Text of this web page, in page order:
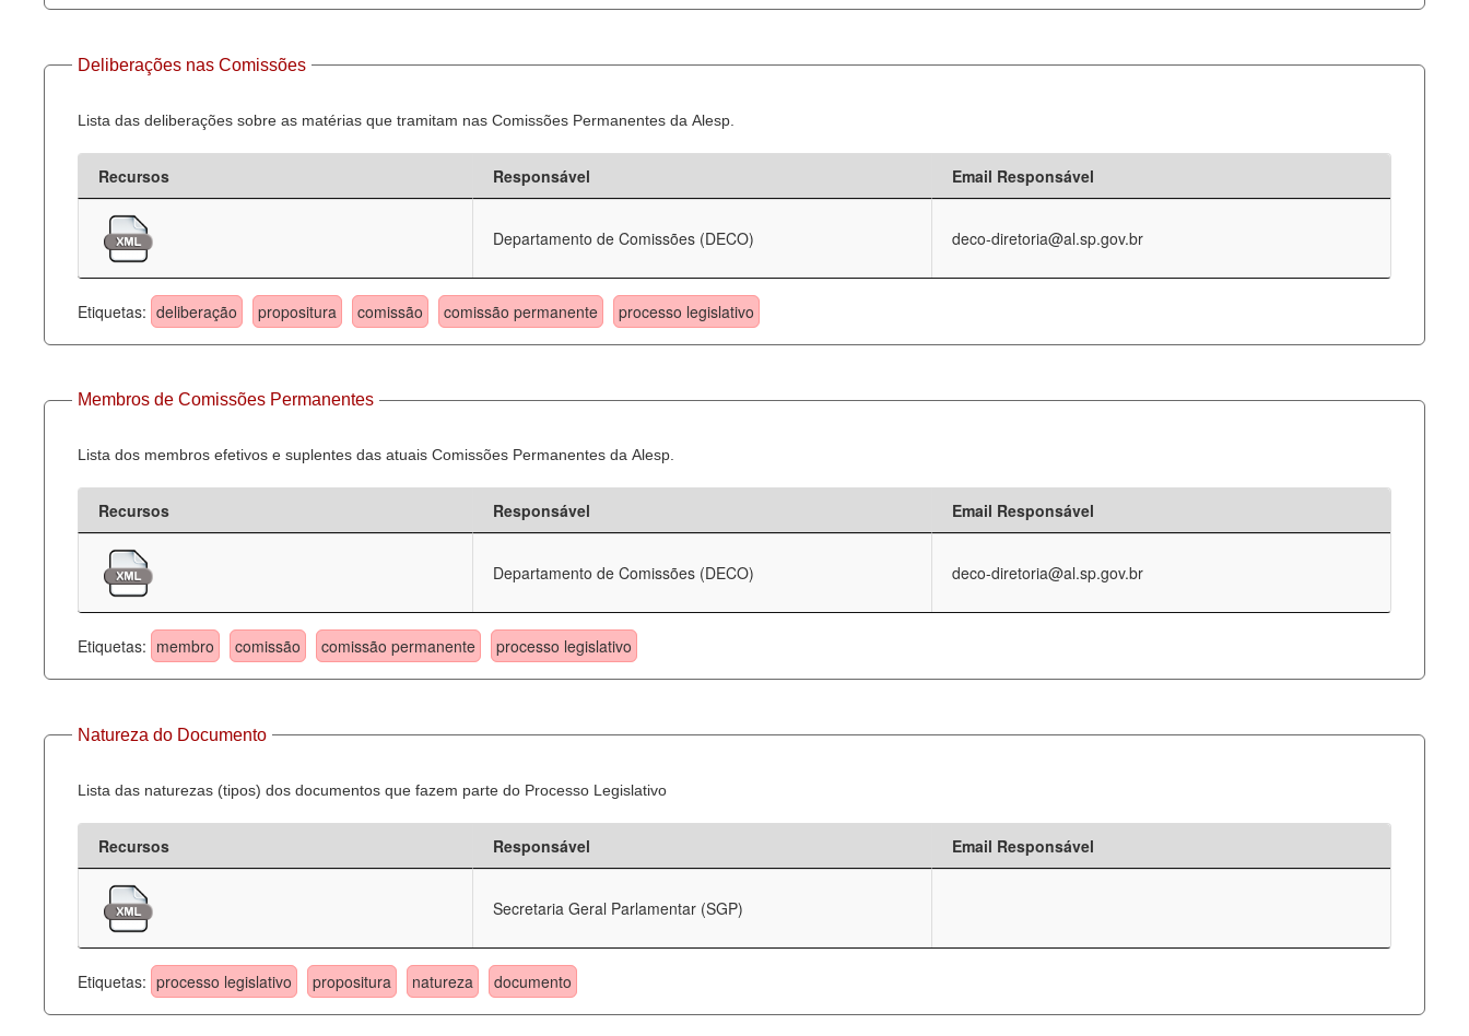
Deliberações nas Comissões
Lista das deliberações sobre as matérias que tramitam nas Comissões Permanentes da Alesp.
Recursos Responsável Email Responsável
Departamento de Comissões (DECO) deco-diretoria@al.sp.gov.br
Etiquetas: deliberação propositura comissão comissão permanente processo legislativo
Membros de Comissões Permanentes
Lista dos membros efetivos e suplentes das atuais Comissões Permanentes da Alesp.
Recursos Responsável Email Responsável
Departamento de Comissões (DECO) deco-diretoria@al.sp.gov.br
Etiquetas: membro comissão comissão permanente processo legislativo
Natureza do Documento
Lista das naturezas (tipos) dos documentos que fazem parte do Processo Legislativo
Recursos Responsável Email Responsável
Secretaria Geral Parlamentar (SGP)
Etiquetas: processo legislativo propositura natureza documento